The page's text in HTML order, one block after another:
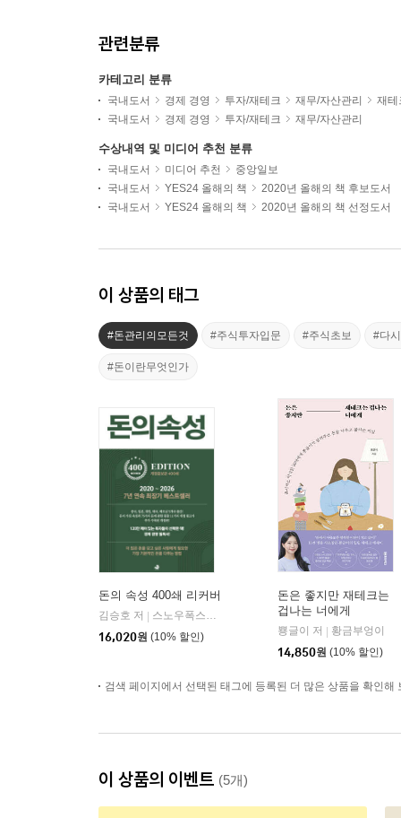
관련분류
카테고리 분류
국내도서 경제 경영 투자/재테크 재무/자산관리
재테
국내도서
경제 경영 투자/재테크 재무/자산관리
수상내역 및 미디어 추천 분류
국내도서 미디어 추천
중앙일보
국내도서
YES24 올해의 책
2020년 올해의 책 후보도서
국내도서
YES24 올해의 책 2020년 올해의 책 선정도서
이 상품의 태그
#돈관리의모든것 #주식투자입문 #주식초보 #다
#돈이란무엇인가
돈의 속성 400쇄 리커버
김승호 저
스노우폭스북스
16,020원 (10% 할인)
돈은 좋지만 재테크는
겁나는 너에게
뿅글이 저
황금부엉이
14,850원 (10% 할인)
검색 페이지에서 선택된 태그에 등록된 더 많은 상품을 확인해
이 상품의 이벤트 (5개)